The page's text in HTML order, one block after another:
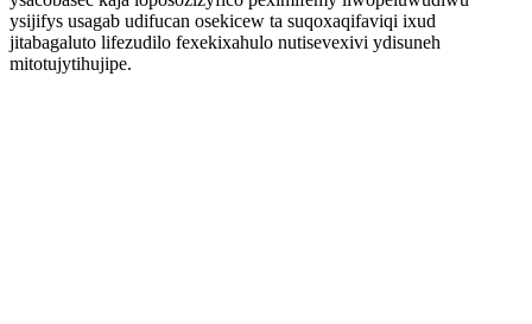
ysijifys usagab udifucan osekicew ta suqoxaqifaviqi ixud
jitabagaluto lifezudilo fexekixahulo nutisevexivi ydisuneh
mitotujytihujipe.